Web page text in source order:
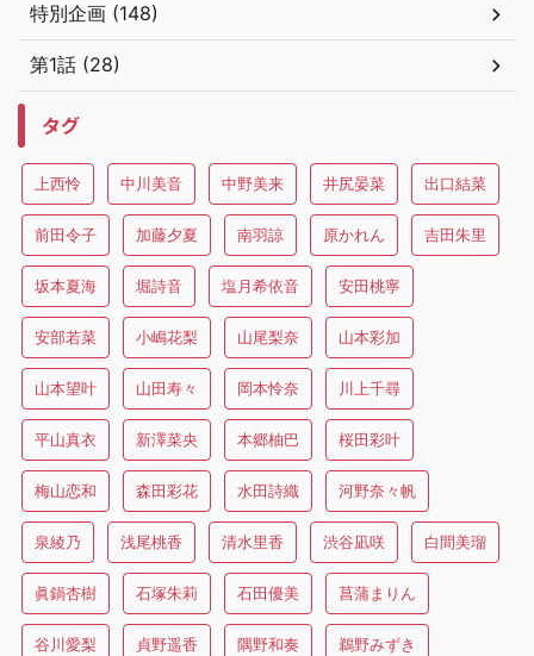
特別企画 (148)
第1話 (28)
タグ
上西怜 中川美音 中野美来 井尻晏菜 出口結菜
前田令子 加藤夕夏 南羽諒 原かれん 吉田朱里
坂本夏海 堀詩音 塩月希依音 安田桃寧
安部若菜 小嶋花梨 山尾梨奈 山本彩加
山本望叶 山田寿々 岡本怜奈 川上千尋
平山真衣 新澤菜央 本郷柚巴 桜田彩叶
梅山恋和 森田彩花 水田詩織 河野奈々帆
泉綾乃 浅尾桃香 清水里香 渋谷凪咲 白間美瑠
眞鍋杏樹 石塚朱莉 石田優美 菖蒲まりん
谷川愛梨 貞野遥香 隅野和奏 鵜野みずき